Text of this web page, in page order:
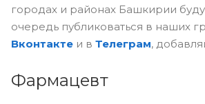
городах и районах Башкирии
очередь публиковаться в наших
Вконтакте и в Телеграм,
Фармацевт